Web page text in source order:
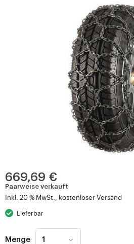
669,69 €
Paarweise verkauft
Inkl. 20 % MwSt., kostenloser Versand
Lieferbar
Menge